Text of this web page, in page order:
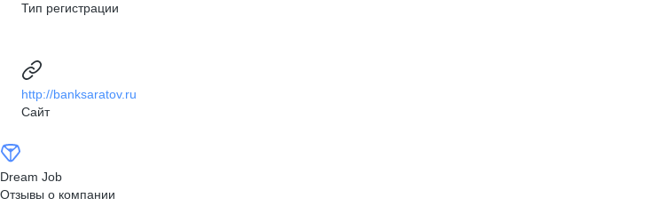
Тип регистрации
http://banksaratov.ru
Сайт
Dream Job
Отзывы о компании